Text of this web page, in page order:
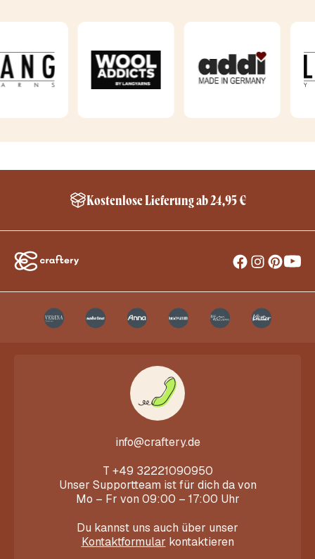
Kostenlose Lieferung ab 24,95 €
info@craftery.de
T +49 32221090950
Unser Supportteam ist für dich da von
Mo – Fr von 09:00 – 17:00 Uhr
Du kannst uns auch über unser
Kontaktformular kontaktieren